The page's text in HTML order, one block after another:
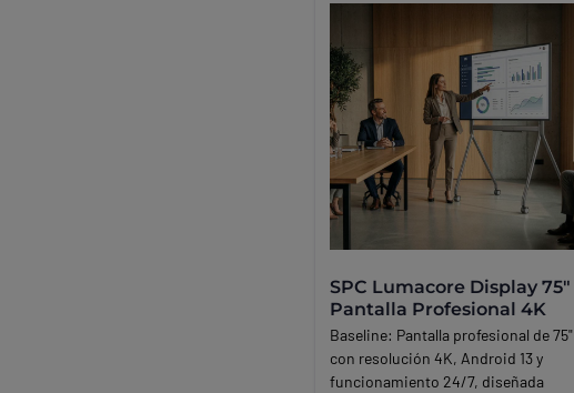
SPC Lumacore Display 75"
Pantalla Profesional 4K
Baseline: Pantalla profesional de 75"
con resolución 4K, Android 13 y
funcionamiento 24/7, diseñada